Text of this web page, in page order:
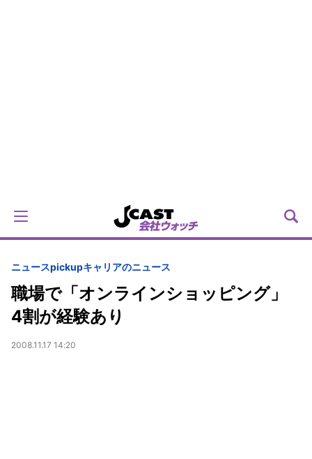
ニュースpickupキャリアのニュース
職場で「オンラインショッピング」
4割が経験あり
2008.11.17 14:20